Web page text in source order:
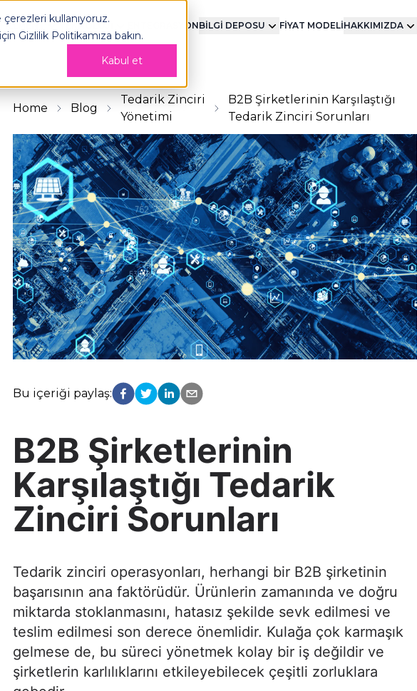
kullanıyoruz.
Gizlilik Politikamıza bakın.
Kabul et
TEKNOLOJİ ENTEGRASYONBİLGİ DEPOSU FİYAT MODELİHAKKIMIZDA
Home Blog
Tedarik Zinciri
Yönetimi
B2B Şirketlerinin Karşılaştığı
Tedarik Zinciri Sorunları
Bu içeriği paylaş:
B2B Şirketlerinin
Karşılaştığı Tedarik
Zinciri Sorunları
Tedarik zinciri operasyonları, herhangi bir B2B şirketinin
başarısının ana faktörüdür. Ürünlerin zamanında ve doğru
miktarda stoklanmasını, hatasız şekilde sevk edilmesi ve
teslim edilmesi son derece önemlidir. Kulağa çok karmaşık
gelmese de, bu süreci yönetmek kolay bir iş değildir ve
şirketlerin karlılıklarını etkileyebilecek çeşitli zorluklara